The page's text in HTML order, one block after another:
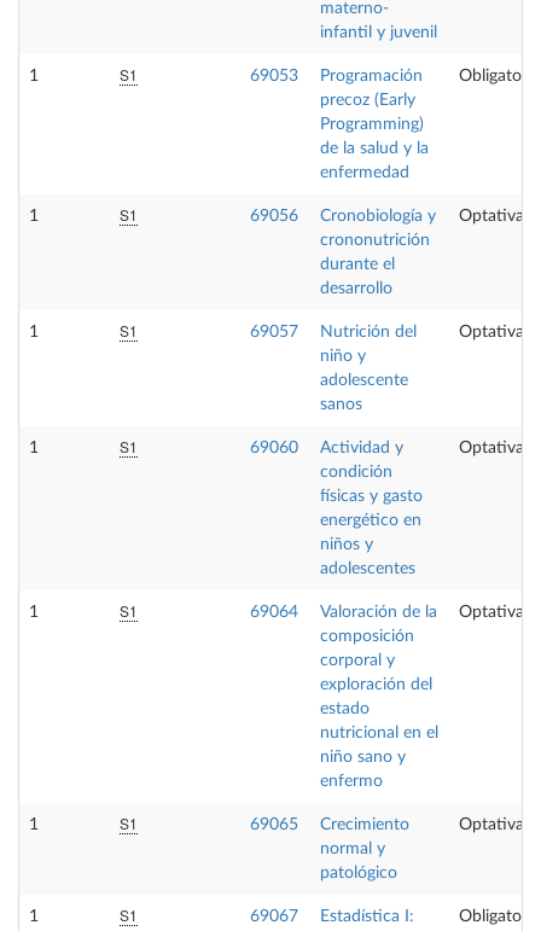
materno-
infantil y juvenil
1 S1 69053
Programación
precoz (Early
Programming)
de la salud y la
enfermedad
Obligatoria
1 S1 69056
Cronobiología y
crononutrición
durante el
desarrollo
Optativa
1 S1 69057
Nutrición del
niño y
adolescente
sanos
Optativa
1 S1 69060
Actividad y
condición
físicas y gasto
energético en
niños y
adolescentes
Optativa
1 S1 69064
Valoración de la
composición
corporal y
exploración del
estado
nutricional en el
niño sano y
enfermo
Optativa
1 S1 69065
Crecimiento
normal y
patológico
Optativa
1 S1 69067
Estadística I:
Obligatoria